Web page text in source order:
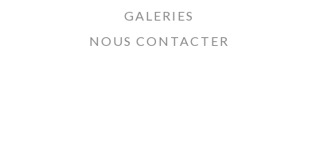
GALERIES
NOUS CONTACTER